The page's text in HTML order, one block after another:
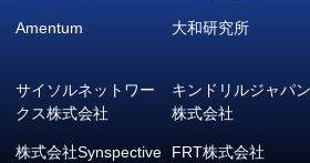
Amentum 大和研究所
サイソルネットワー
クス株式会社
キンドリルジャパン
株式会社
株式会社Synspective FRT株式会社